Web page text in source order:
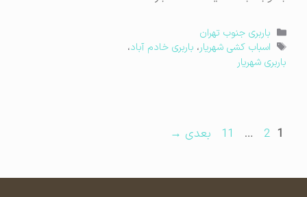
دسته‌ها
باربری جنوب تهران
برچسب‌ها
اسباب کشی شهریار،باربری خادم آباد،
باربری شهریار
برگه … برگه
11 بعدی→